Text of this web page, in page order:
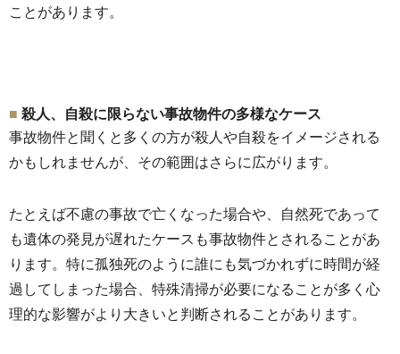
ことがあります。
殺人、自殺に限らない事故物件の多様なケース
事故物件と聞くと多くの方が殺人や自殺をイメージされる
かもしれませんが、その範囲はさらに広がります。
たとえば不慮の事故で亡くなった場合や、 自然死であって
も遺体の発見が遅れたケースも事故物件とされるこ とがあ
ります。特に孤独死のように誰にも気づかれずに時間が経
過してしまった場合、 特殊清掃が必要になることが多く心
理的な影響がより大きいと判断されることがあります。